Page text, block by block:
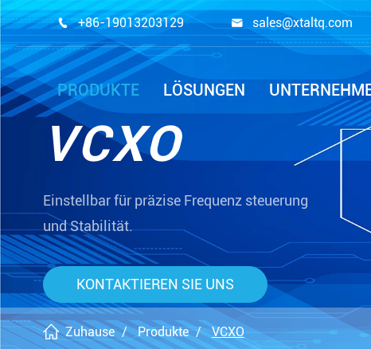
 +86-19013203129  sales@xtaltq.com
PRODUKTE LÖSUNGEN
VCXO
Einstellbar für präzise Frequenz steuerung
und Stabilität.
KONTAKTIEREN SIE UNS
Zuhause Produkte VCXO